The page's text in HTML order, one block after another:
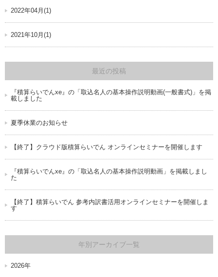
2022年04月(1)
2021年10月(1)
最近の投稿
『積算らいでんxe』の「取込名人の基本操作説明動画(一般書式)」を掲
載しました
夏季休業のお知らせ
【終了】クラウド版積算らいでん オンラインセミナーを開催します
『積算らいでんxe』の「取込名人の基本操作説明動画」を掲載しまし
た
【終了】積算らいでん 参考内訳書活用オンラインセミナーを開催しま
す
年別アーカイブ一覧
2026年